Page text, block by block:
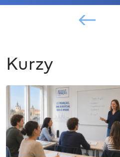
Kurzy